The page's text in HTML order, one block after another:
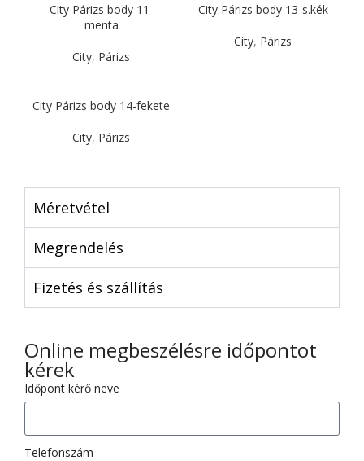
City Párizs body 11-
menta
City, Párizs
City Párizs body 13-s.kék
City, Párizs
City Párizs body 14-fekete
City, Párizs
Méretvétel
Megrendelés
Fizetés és szállítás
Online megbeszélésre időpontot
kérek
Időpont kérő neve
Telefonszám